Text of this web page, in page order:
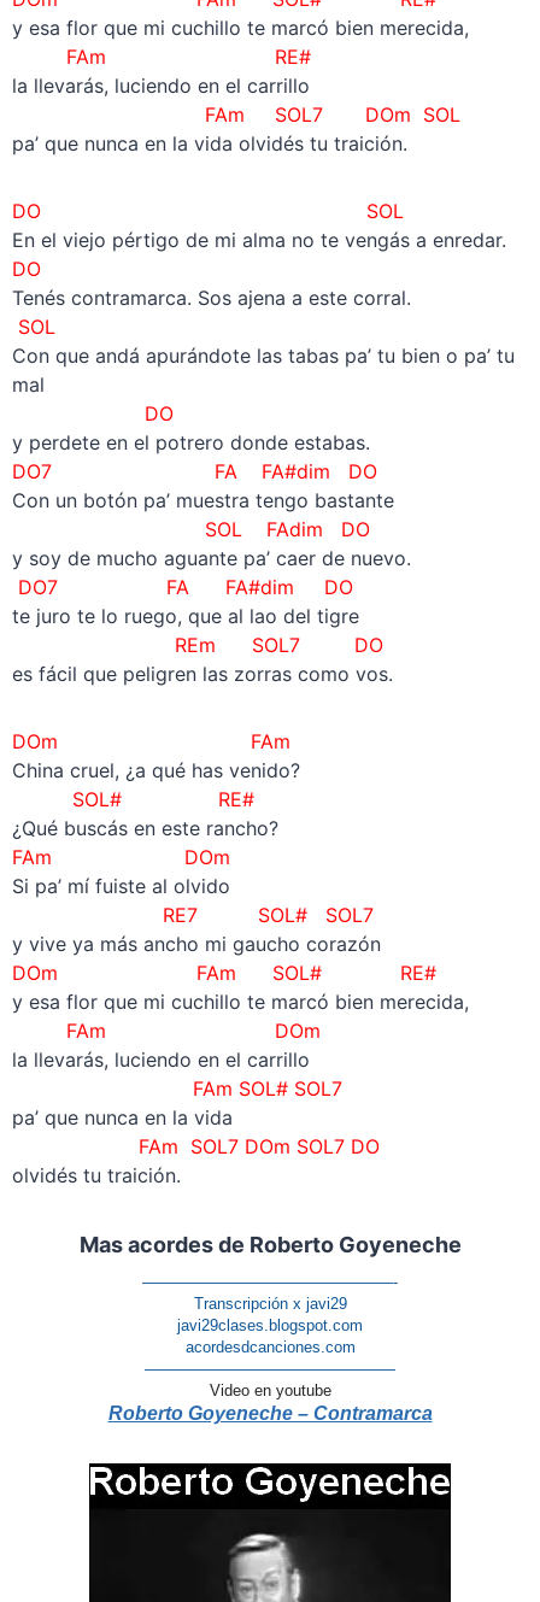
y esa flor que mi cuchillo te marcó bien merecida,
FAm RE#
la llevarás, luciendo en el carrillo
FAm SOL7 DOm SOL
pa’ que nunca en la vida olvidés tu traición.
DO SOL
En el viejo pértigo de mi alma no te vengás a enredar.
DO
Tenés contramarca. Sos ajena a este corral.
SOL
Con que andá apurándote las tabas pa’ tu bien o pa’ tu
mal
DO
y perdete en el potrero donde estabas.
DO7 FA FA#dim DO
Con un botón pa’ muestra tengo bastante
SOL FAdim DO
y soy de mucho aguante pa’ caer de nuevo.
DO7 FA FA#dim DO
te juro te lo ruego, que al lao del tigre
REm SOL7 DO
es fácil que peligren las zorras como vos.
DOm FAm
China cruel, ¿a qué has venido?
SOL# RE#
¿Qué buscás en este rancho?
FAm DOm
Si pa’ mí fuiste al olvido
RE7 SOL# SOL7
y vive ya más ancho mi gaucho corazón
DOm FAm SOL# RE#
y esa flor que mi cuchillo te marcó bien merecida,
FAm DOm
la llevarás, luciendo en el carrillo
FAm SOL# SOL7
pa’ que nunca en la vida
FAm SOL7 DOm SOL7 DO
olvidés tu traición.
Mas acordes de Roberto Goyeneche
————————————————-
Transcripción x javi29
javi29clases.blogspot.com
acordesdcanciones.com
————————————————
Video en youtube
Roberto Goyeneche – Contramarca